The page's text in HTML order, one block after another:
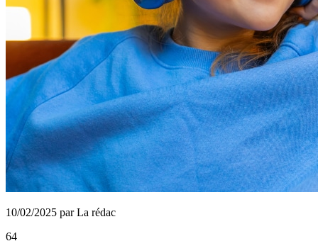
10/02/2025 par La rédac
64